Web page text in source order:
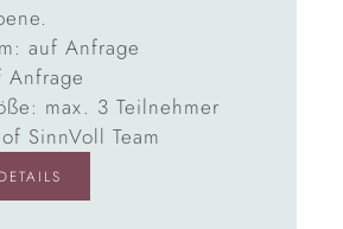
auf Anfrage
Anfrage
max. 3 Teilnehmer
SinnVoll Team